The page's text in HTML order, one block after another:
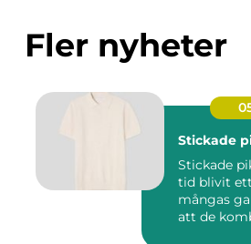
Fler nyheter
Stickade
Stickade
tid blivit
mångas
att de